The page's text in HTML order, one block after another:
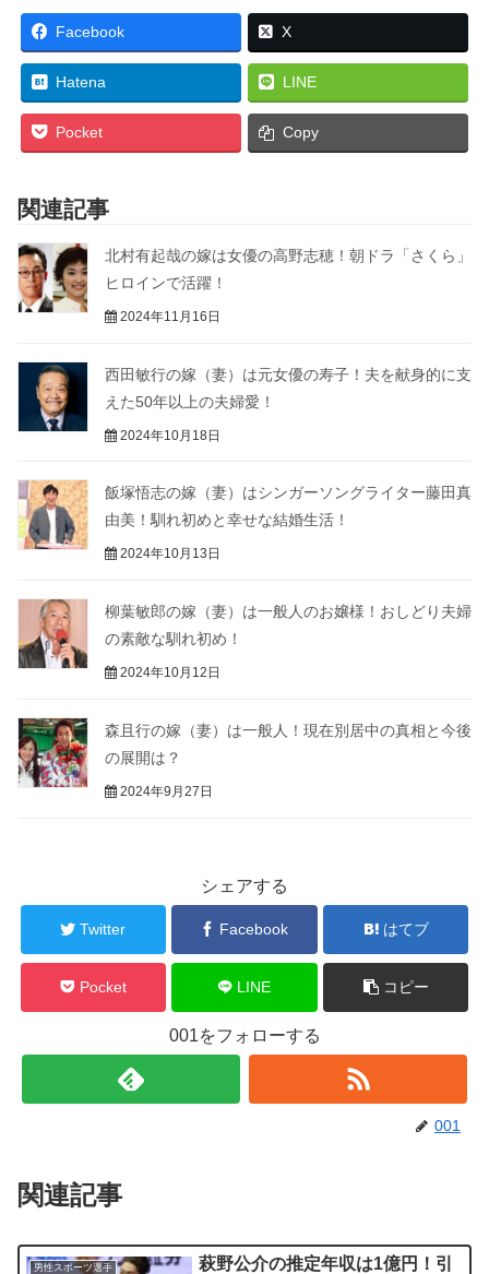
Facebook X
Hatena LINE
Pocket Copy
関連記事
北村有起哉の嫁は女優の高野志穂！朝ドラ「さくら」
ヒロインで活躍！
2024年11月16日
西田敏行の嫁（妻）は元女優の寿子！夫を献身的に支
えた50年以上の夫婦愛！
2024年10月18日
飯塚悟志の嫁（妻）はシンガーソングライター藤田真
由美！馴れ初めと幸せな結婚生活！
2024年10月13日
柳葉敏郎の嫁（妻）は一般人のお嬢様！おしどり夫婦
の素敵な馴れ初め！
2024年10月12日
森且行の嫁（妻）は一般人！現在別居中の真相と今後
の展開は？
2024年9月27日
シェアする
Twitter Facebook はてブ
Pocket LINE コピー
001をフォローする
001
関連記事
男性スポーツ選手
萩野公介の推定年収は1億円！引